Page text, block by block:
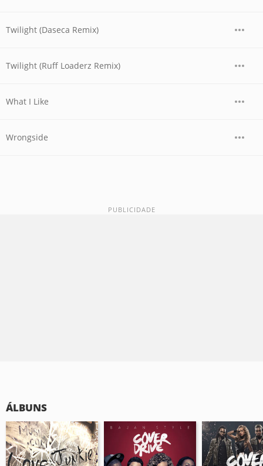
Twilight (Daseca Remix)
Twilight (Ruff Loaderz Remix)
What I Like
Wrongside
ÁLBUNS